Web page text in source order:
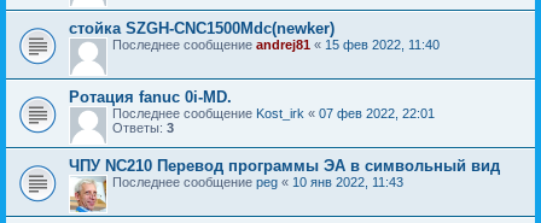
стойка SZGH-CNC1500Mdc(newker)
Последнее сообщение andrej81 « 15 фев 2022, 11:40
Ротация fanuc 0i-MD.
Последнее сообщение Kost_irk « 07 фев 2022, 22:01
Ответы: 3
ЧПУ NC210 Перевод программы ЭА в символьный вид
Последнее сообщение peg « 10 янв 2022, 11:43